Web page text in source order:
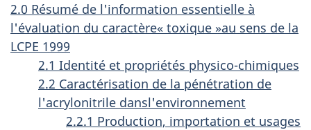
2.0 Résumé de l'information essentielle à
l'évaluation du caractère« toxique »au sens de la
LCPE 1999
2.1 Identité et propriétés physico-chimiques
2.2 Caractérisation de la pénétration de
l'acrylonitrile dansl'environnement
2.2.1 Production, importation et usages